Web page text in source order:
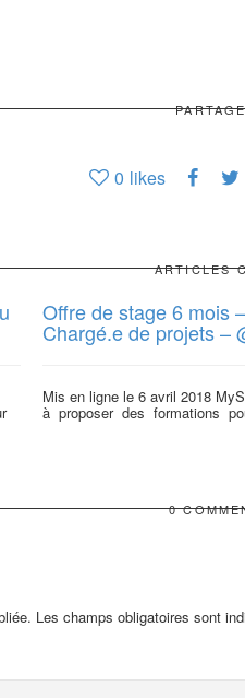
0 likes
ARTICLES
Offre de stage 6 mois
Chargé.e de projets –
Mis en ligne le 6 avril 2018
à proposer des formations
0
Les champs obligatoires sont